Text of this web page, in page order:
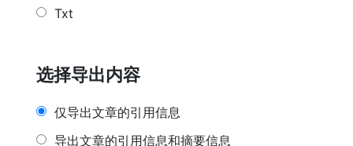
Txt
选择导出内容
仅导出文章的引用信息
导出文章的引用信息和摘要信息